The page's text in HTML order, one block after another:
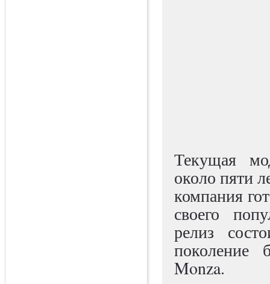
Текущая
около пяти
компания
своего
релиз
поколение
Monza.